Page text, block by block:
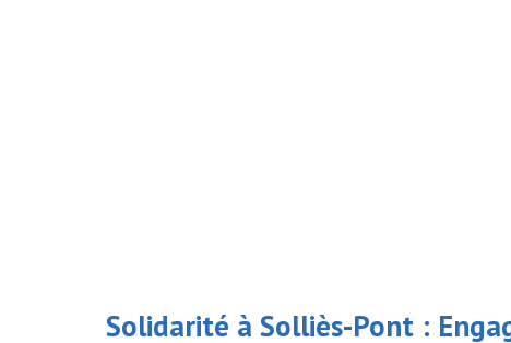
Solidarité à Solliès-Pont :